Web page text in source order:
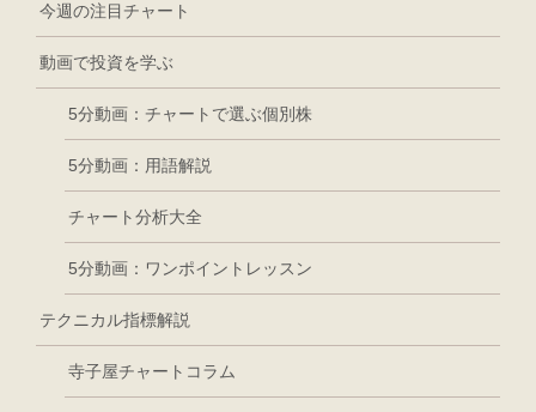
今週の注目チャート
動画で投資を学ぶ
5分動画：チャートで選ぶ個別株
5分動画：用語解説
チャート分析大全
5分動画：ワンポイントレッスン
テクニカル指標解説
寺子屋チャートコラム